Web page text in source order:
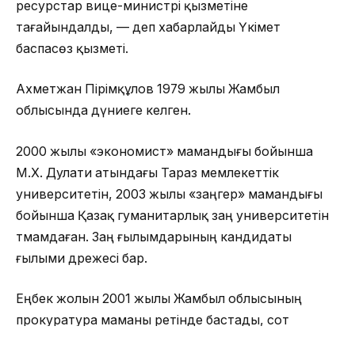
ресурстар вице-министрі қызметіне
тағайындалды, — деп хабарлайды Үкімет
баспасөз қызметі.
Ахметжан Пірімқұлов 1979 жылы Жамбыл
облысында дүниеге келген.
2000 жылы «экономист» мамандығы бойынша
М.Х. Дулати атындағы Тараз мемлекеттік
университетін, 2003 жылы «заңгер» мамандығы
бойынша Қазақ гуманитарлық заң университетін
тәмамдаған. Заң ғылымдарының кандидаты
ғылыми дәрежесі бар.
Еңбек жолын 2001 жылы Жамбыл облысының
прокуратура маманы ретінде бастады, сот